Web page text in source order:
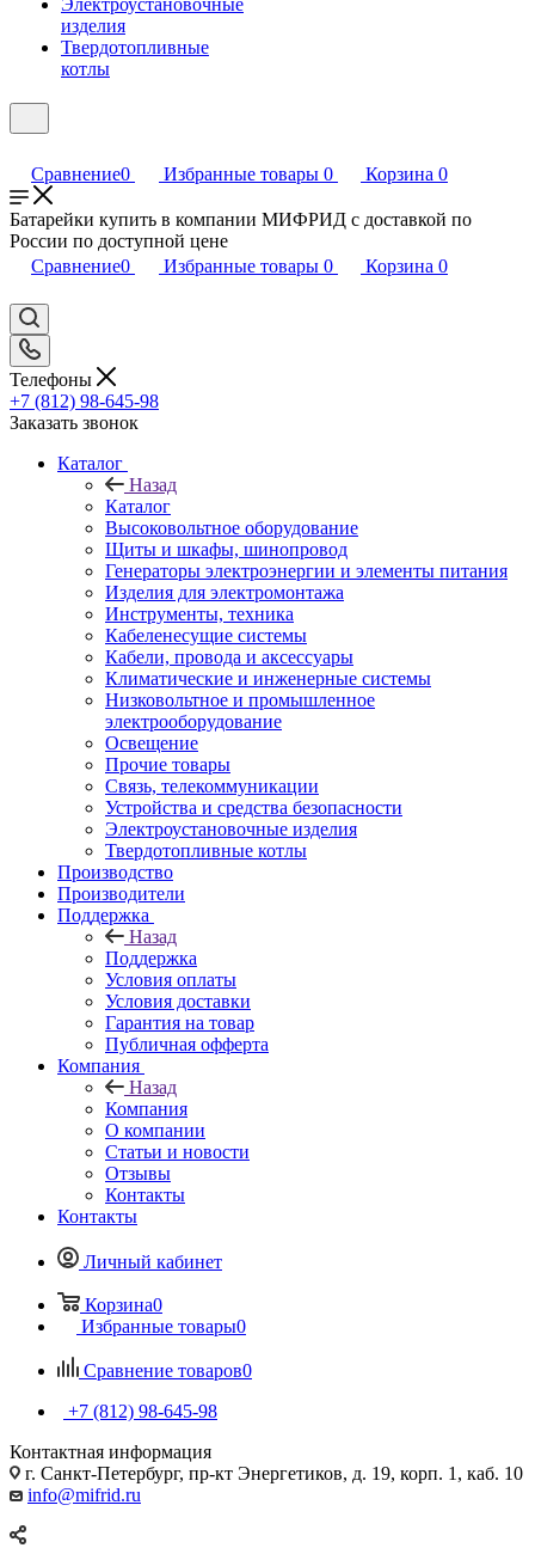
Электроустановочные
изделия
Твердотопливные
котлы
Сравнение0 Избранные товары 0 Корзина 0
Батарейки купить в компании МИФРИД с доставкой по
России по доступной цене
Сравнение0 Избранные товары 0 Корзина 0
Телефоны
+7 (812) 98-645-98
Заказать звонок
Каталог
Назад
Каталог
Высоковольтное оборудование
Щиты и шкафы, шинопровод
Генераторы электроэнергии и элементы питания
Изделия для электромонтажа
Инструменты, техника
Кабеленесущие системы
Кабели, провода и аксессуары
Климатические и инженерные системы
Низковольтное и промышленное
электрооборудование
Освещение
Прочие товары
Связь, телекоммуникации
Устройства и средства безопасности
Электроустановочные изделия
Твердотопливные котлы
Производство
Производители
Поддержка
Назад
Поддержка
Условия оплаты
Условия доставки
Гарантия на товар
Публичная офферта
Компания
Назад
Компания
О компании
Статьи и новости
Отзывы
Контакты
Контакты
Личный кабинет
Корзина0
Избранные товары0
Сравнение товаров0
+7 (812) 98-645-98
Контактная информация
г. Санкт-Петербург, пр-кт Энергетиков, д. 19, корп. 1, каб. 10
info@mifrid.ru